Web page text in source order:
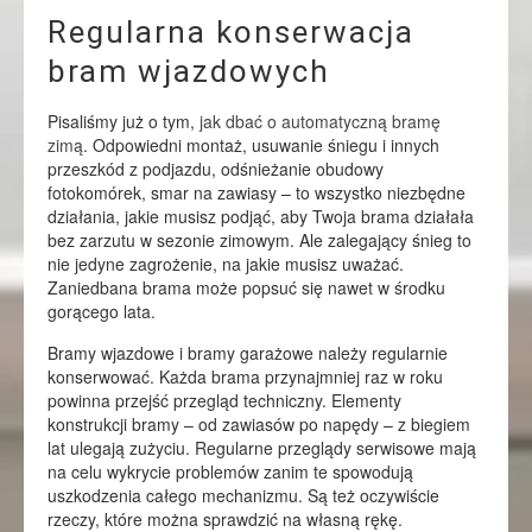
Regularna konserwacja
bram wjazdowych
Pisaliśmy już o tym, jak dbać o automatyczną bramę
zimą. Odpowiedni montaż, usuwanie śniegu i innych
przeszkód z podjazdu, odśnieżanie obudowy
fotokomórek, smar na zawiasy – to wszystko niezbędne
działania, jakie musisz podjąć, aby Twoja brama działała
bez zarzutu w sezonie zimowym. Ale zalegający śnieg to
nie jedyne zagrożenie, na jakie musisz uważać.
Zaniedbana brama może popsuć się nawet w środku
gorącego lata.
Bramy wjazdowe i bramy garażowe należy regularnie
konserwować. Każda brama przynajmniej raz w roku
powinna przejść przegląd techniczny. Elementy
konstrukcji bramy – od zawiasów po napędy – z biegiem
lat ulegają zużyciu. Regularne przeglądy serwisowe mają
na celu wykrycie problemów zanim te spowodują
uszkodzenia całego mechanizmu. Są też oczywiście
rzeczy, które można sprawdzić na własną rękę.